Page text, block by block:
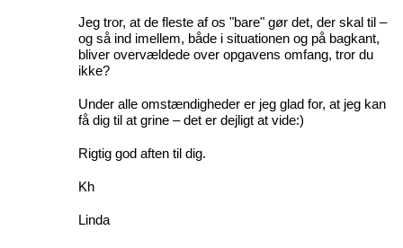
Jeg tror, at de fleste af os "bare" gør det, der skal til –
og så ind imellem, både i situationen og på bagkant,
bliver overvældede over opgavens omfang, tror du
ikke?
Under alle omstændigheder er jeg glad for, at jeg kan
få dig til at grine – det er dejligt at vide:)
Rigtig god aften til dig.
Kh
Linda